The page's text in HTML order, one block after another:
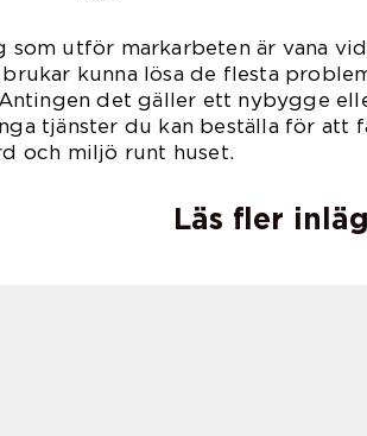
som utför markarbeten är vana
kunna lösa de flesta
det gäller ett nybygge
tjänster du kan beställa för att
och miljö runt huset.
Läs fler